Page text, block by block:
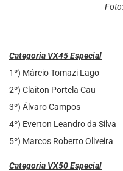
Categoria VX45 Especial
1º) Márcio Tomazi Lago
2º) Claiton Portela Cau
3º) Álvaro Campos
4º) Everton Leandro da Silva
5º) Marcos Roberto Oliveira
Categoria VX50 Especial